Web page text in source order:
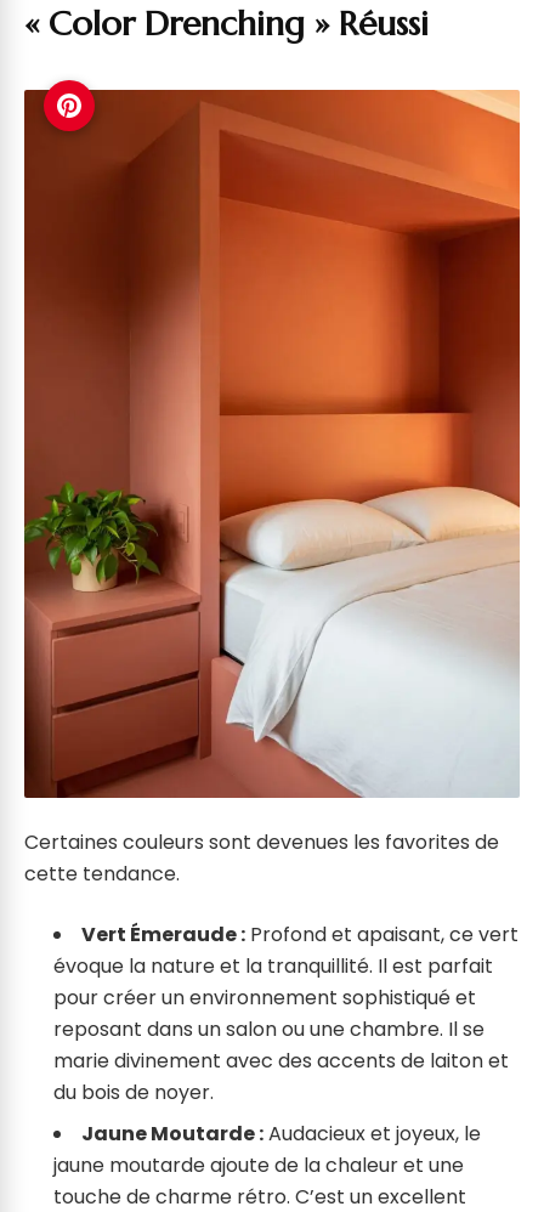
« Color Drenching » Réussi
Certaines couleurs sont devenues les favorites de
cette tendance.
Vert Émeraude : Profond et apaisant, ce vert
évoque la nature et la tranquillité. Il est parfait
pour créer un environnement sophistiqué et
reposant dans un salon ou une chambre. Il se
marie divinement avec des accents de laiton et
du bois de noyer.
Jaune Moutarde :Audacieux et joyeux, le
jaune moutarde ajoute de la chaleur et une
touche de charme rétro. C’est un excellent